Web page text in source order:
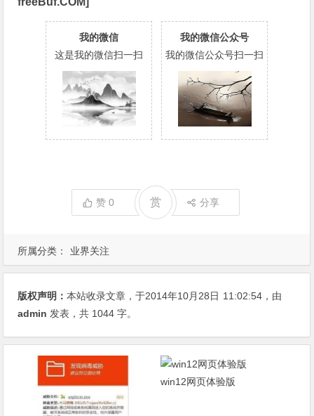
所属分类： 业界关注
我的微信
这是我的微信扫一扫
我的微信公众号
我的微信公众号扫一扫
赞0 赏 分享
版权声明：本站收录文章，于2014年10月28日 11:02:54 ，由
admin 发表，共 1044 字。
win12网页体验版